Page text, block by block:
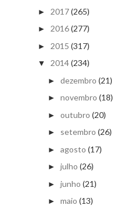
► 2017(265)
► 2016(277)
► 2015 (317)
▼ 2014(234)
► dezembro (21)
► novembro (18)
► outubro (20)
► setembro (26)
► agosto (17)
► julho (26)
► junho (21)
► maio (13)